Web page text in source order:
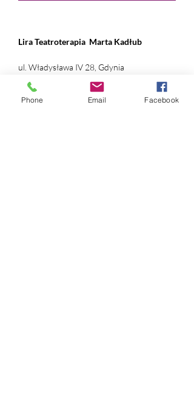
Lira Teatroterapia Marta Kadłub
ul. Władysława IV 28, Gdynia
NIP:631 239 89 90
Phone Email Facebook